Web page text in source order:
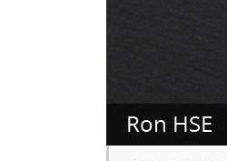
Ron HSE